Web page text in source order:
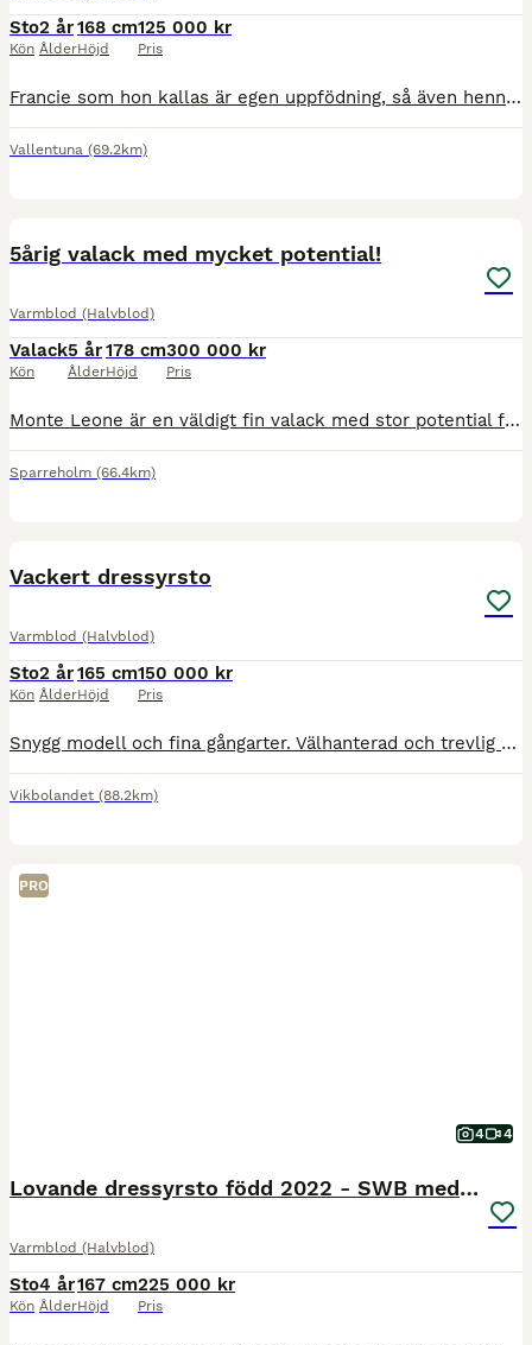
Sto
Kön
2 år
Ålder
168 cm
Höjd
125 000 kr
Pris
Francie som hon kallas är egen uppfödning, så även hennes mor. Mor är diplom, selektion och prestations sto **. Mormor elit premierad. Mors bror Frans Andreo II 1289 premierad hingst svår dressyr täv
Vallentuna (69.2km)
5årig valack med mycket potential!
Varmblod (Halvblod)
Valack
Kön
5 år
Ålder
178 cm
Höjd
300 000 kr
Pris
Monte Leone är en väldigt fin valack med stor potential for framtiden inom dressyren. Ger en härlig ridkänsla och har en fantastiskt fin galopp. Frisk, sund och röntgad. Okomplicerad i hantering. Pr
Sparreholm (66.4km)
Vackert dressyrsto
Varmblod (Halvblod)
Sto
Kön
2 år
Ålder
165 cm
Höjd
150 000 kr
Pris
Snygg modell och fina gångarter. Välhanterad och trevlig med vakenhet. Regelbundet avmaskad, verkad och vaccinerad. Exportröntgad Jan -26, bra röntgen. Ca 165 nu och beräknas bli runt 170. Ta chans
Vikbolandet (88.2km)
PRO
4 4
Lovande dressyrsto född 2022 - SWB med Toppstam
Varmblod (Halvblod)
Sto
Kön
4 år
Ålder
167 cm
Höjd
225 000 kr
Pris